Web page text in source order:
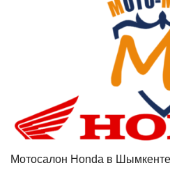
Мотосалон Honda в